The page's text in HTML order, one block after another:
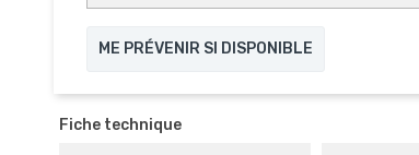
ME PRÉVENIR SI DISPONIBLE
Fiche technique